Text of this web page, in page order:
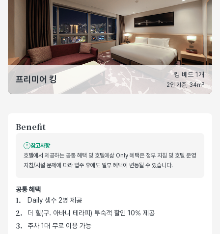
프리미어 킹 킹 베드 1개
2인 기준, 34㎡
Benefit
참고사항
호텔에서 제공하는 공통 혜택 및 호텔에삶 Only 혜택은 정부 지침 및 호텔 운영
지침/시설 문제에 따라 입주 후에도 일부 혜택이 변동될 수 있습니다.
공통 혜택
호텔 기본 제공 혜택
Daily 생수 2병 제공
더 힐(구. 아바니 테라피) 투숙객 할인 10% 제공
주차 1대 무료 이용 가능